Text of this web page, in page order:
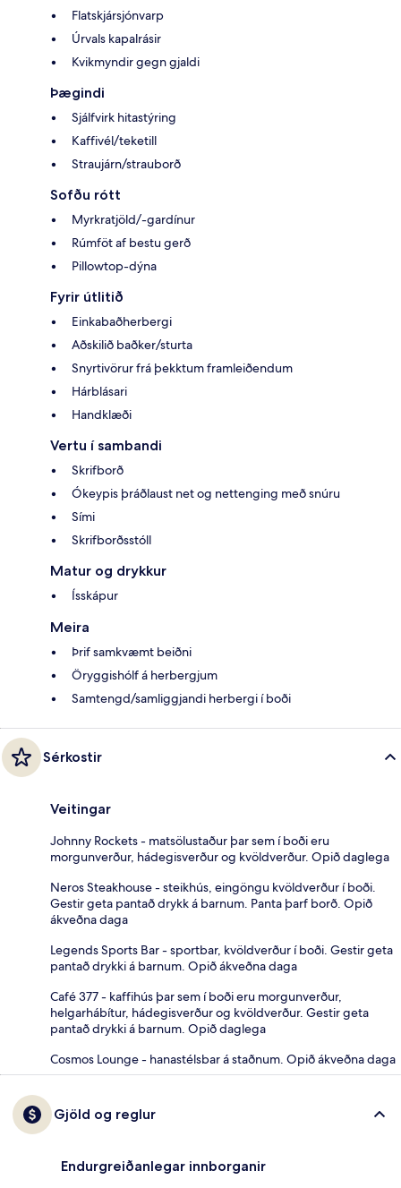
Flatskjársjónvarp
Úrvals kapalrásir
Kvikmyndir gegn gjaldi
Þægindi
Sjálfvirk hitastýring
Kaffivél/teketill
Straujárn/strauborð
Sofðu rótt
Myrkratjöld/-gardínur
Rúmföt af bestu gerð
Pillowtop-dýna
Fyrir útlitið
Einkabaðherbergi
Aðskilið baðker/sturta
Snyrtivörur frá þekktum framleiðendum
Hárblásari
Handklæði
Vertu í sambandi
Skrifborð
Ókeypis þráðlaust net og nettenging með snúru
Sími
Skrifborðsstóll
Matur og drykkur
Ísskápur
Meira
Þrif samkvæmt beiðni
Öryggishólf á herbergjum
Samtengd/samliggjandi herbergi í boði
Sérkostir
Veitingar
Johnny Rockets - matsölustaður þar sem í boði eru
morgunverður, hádegisverður og kvöldverður. Opið daglega
Neros Steakhouse - steikhús, eingöngu kvöldverður í boði.
Gestir geta pantað drykk á barnum. Panta þarf borð. Opið
ákveðna daga
Legends Sports Bar - sportbar, kvöldverður í boði. Gestir geta
pantað drykki á barnum. Opið ákveðna daga
Café 377 - kaffihús þar sem í boði eru morgunverður,
helgarhábítur, hádegisverður og kvöldverður. Gestir geta
pantað drykki á barnum. Opið daglega
Cosmos Lounge - hanastélsbar á staðnum. Opið ákveðna daga
Gjöld og reglur
Endurgreiðanlegar innborganir